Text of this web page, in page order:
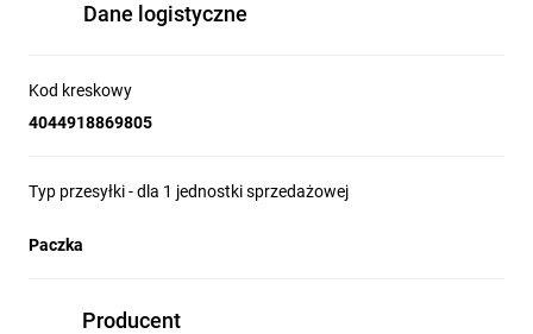
Dane logistyczne
Kod kreskowy
4044918869805
Typ przesyłki - dla 1 jednostki sprzedażowej
Paczka
Producent